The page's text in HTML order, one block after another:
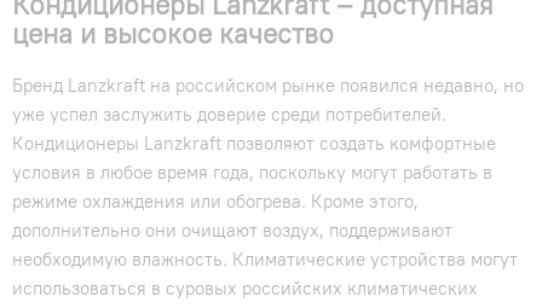
цена и высокое качество
Бренд Lanzkraft на российском рынке появился недавно, но
уже успел заслужить доверие среди потребителей.
Кондиционеры Lanzkraft позволяют создать комфортные
условия в любое время года, поскольку могут работать в
режиме охлаждения или обогрева. Кроме этого,
дополнительно они очищают воздух, поддерживают
необходимую влажность. Климатические устройства могут
использоваться в суровых российских климатических